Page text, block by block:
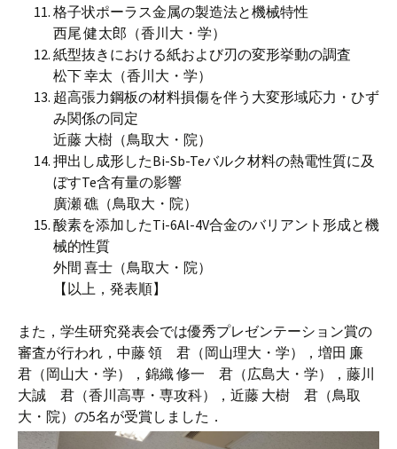
格子状ポーラス金属の製造法と機械特性
西尾 健太郎（香川大・学）
紙型抜きにおける紙および刃の変形挙動の調査
松下 幸太（香川大・学）
超高張力鋼板の材料損傷を伴う大変形域応力・ひず
み関係の同定
近藤 大樹（鳥取大・院）
押出し成形したBi-Sb-Teバルク材料の熱電性質に及
ぼすTe含有量の影響
廣瀬 礁（鳥取大・院）
酸素を添加したTi-6Al-4V合金のバリアント形成と機
械的性質
外間 喜士（鳥取大・院）
【以上，発表順】
また，学生研究発表会では優秀プレゼンテーション賞の
審査が行われ，中藤 領 君（岡山理大・学），増田 廉
君（岡山大・学），錦織 修一 君（広島大・学），藤川
大誠 君（香川高専・専攻科），近藤 大樹 君（鳥取
大・院）の5名が受賞しました．